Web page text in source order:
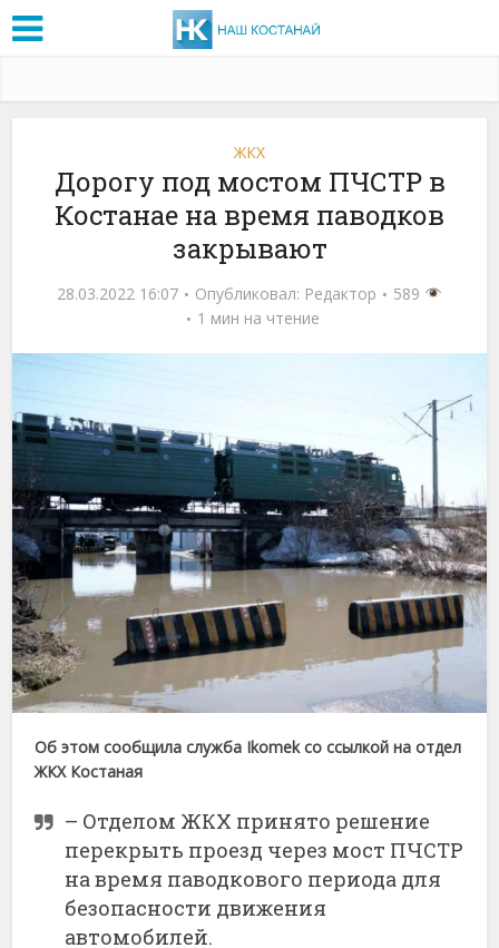
ЖКХ
Дорогу под мостом ПЧСТР в
Костанае на время паводков
закрывают
28.03.2022 16:07 Опубликовал: Редактор
589
1 мин на чтение
Об этом сообщила служба Ikomek со ссылкой на отдел
ЖКХ Костаная
– Отделом ЖКХ принято решение
перекрыть проезд через мост ПЧСТР
на время паводкового периода для
безопасности движения
автомобилей.